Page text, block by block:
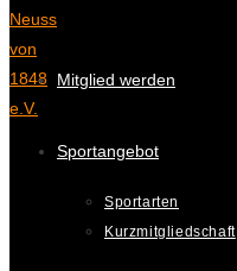
Mitglied werden
Sportangebot
Sportarten
Kurzmitgliedschaft